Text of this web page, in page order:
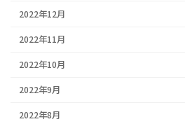
2022年12月
2022年11月
2022年10月
2022年9月
2022年8月